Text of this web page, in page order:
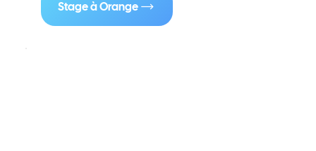
Stage à Orange